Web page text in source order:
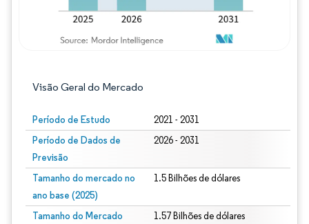
Visão Geral do Mercado
Período de Estudo 2021 - 2031
Período de Dados de
Previsão
2026 - 2031
Tamanho do mercado no
ano base (2025)
1.5 Bilhões de dólares
Tamanho do Mercado
1.57 Bilhões de dólares